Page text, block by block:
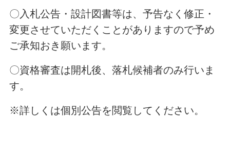
〇入札公告・設計図書等は、予告なく修正・
変更させていただくことがありますので予め
ご承知おき願います。
〇資格審査は開札後、落札候補者のみ行いま
す。
※詳しくは個別公告を閲覧してください。